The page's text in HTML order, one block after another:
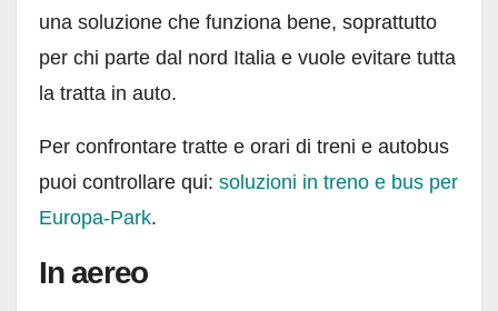
una soluzione che funziona bene, soprattutto
per chi parte dal nord Italia e vuole evitare tutta
la tratta in auto.
Per confrontare tratte e orari di treni e autobus
puoi controllare qui: soluzioni in treno e bus per
Europa-Park.
In aereo